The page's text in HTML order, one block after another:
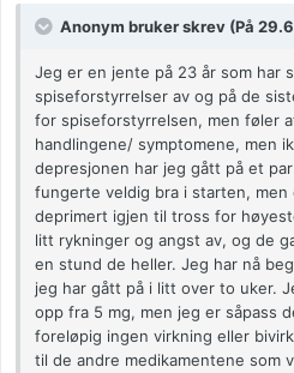
Anonym bruker skrev (På
Jeg er en jente på 23 år som har
spiseforstyrrelser av og på de
for spiseforstyrrelsen, men føler
handlingene/ symptomene, men
depresjonen har jeg gått på et
fungerte veldig bra i starten,
deprimert igjen til tross for
litt rykninger og angst av, og de
en stund de heller. Jeg har nå
jeg har gått på i litt over to uker.
opp fra 5 mg, men jeg er såpass
foreløpig ingen virkning eller
til de andre medikamentene som